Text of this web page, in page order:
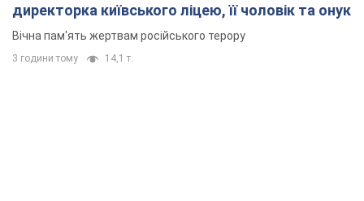
директорка київського ліцею, її чоловік та онук
Вічна пам'ять жертвам російського терору
3 години тому 14,1 т.